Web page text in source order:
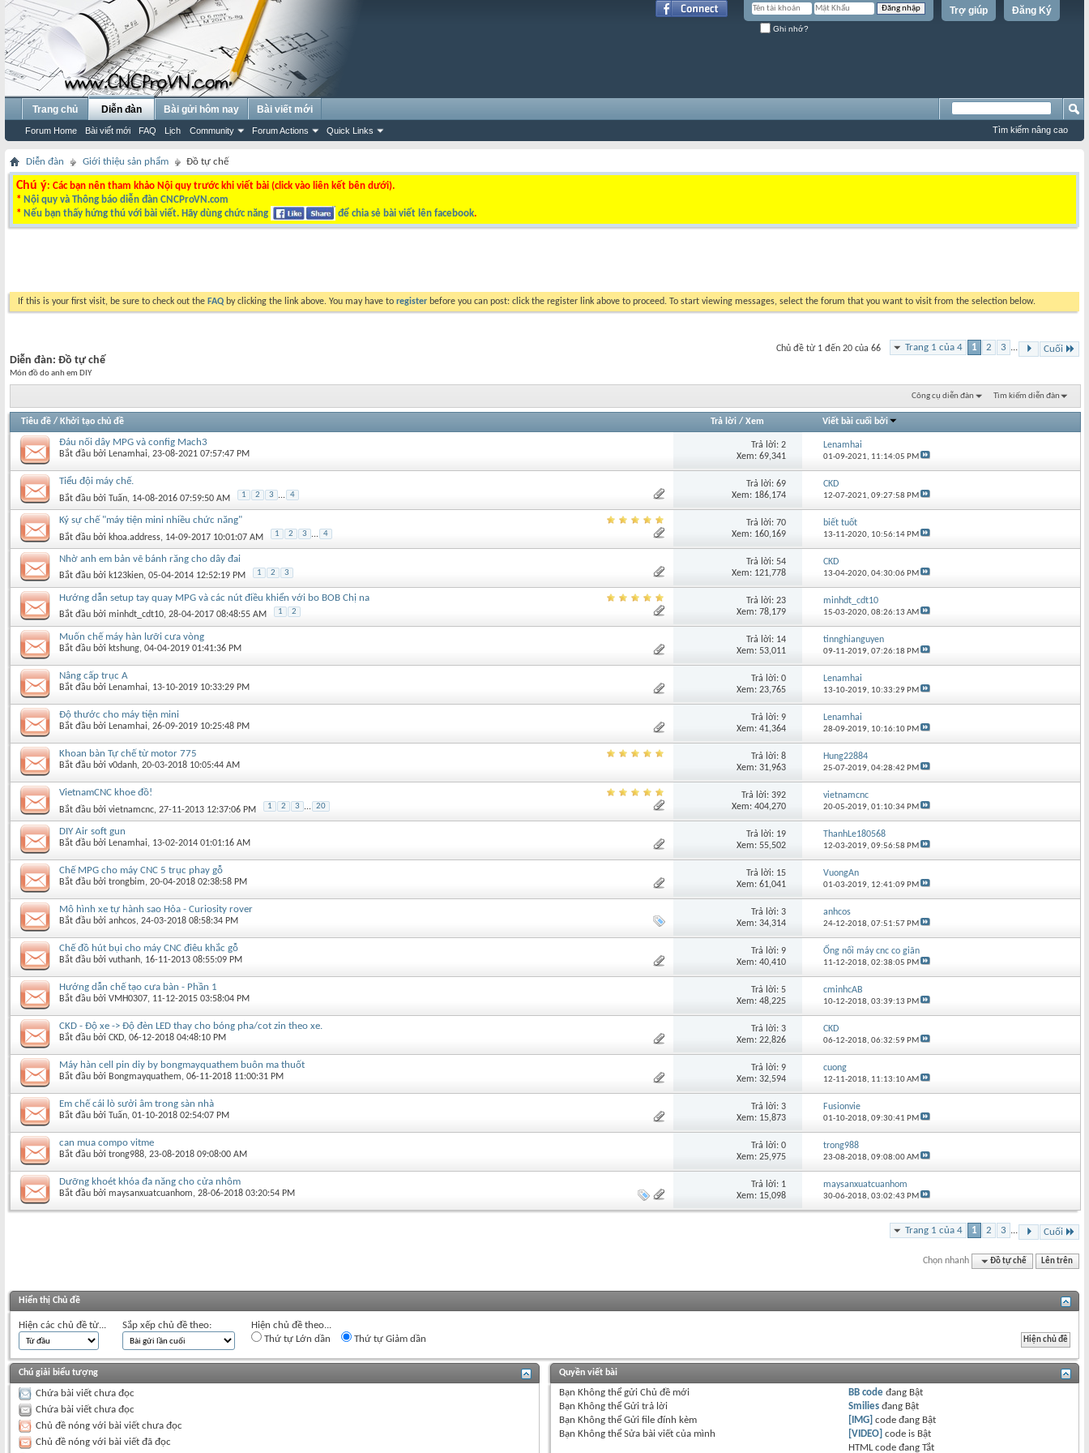
Đăng Ký
Trợ giúp
Ghi nhớ?
Trang chủ Diễn đàn
Forum Home Bài viết mới FAQ Lịch Community Forum Actions Quick Links
Bài gửi hôm nay Bài viết mới
Tìm kiếm nâng cao
Diễn đàn Giới thiệu sản phẩm Đồ tự chế
Chú ý: Các bạn nên tham khảo Nội quy trước khi viết bài (click vào liên kết bên dưới).
* Nội quy và Thông báo diễn đàn CNCProVN.com
* Nếu bạn thấy hứng thú với bài viết. Hãy dùng chức năng để chia sẻ bài viết lên facebook.
If this is your first visit, be sure to check out the FAQ by clicking the link above. You may have to register before you can post: click the register link above to proceed. To start viewing messages, select the forum that you want to visit from the selection below.
Trang 1 của 4 1 2 3 ... Cuối
Chủ đề từ 1 đến 20 của 66
Diễn đàn: Đồ tự chế
Món đồ do anh em DIY
Công cụ diễn đàn Tìm kiếm diễn đàn
Tiêu đề / Khởi tạo chủ đề Trả lời/ Xem Viết bài cuối bởi
Đáu nối dây MPG và config Mach3
Bắt đầu bởi Lenamhai‎, 23-08-2021 07:57:47 PM
Trả lời: 2
Xem: 69,341
Lenamhai
01-09-2021, 11:14:05 PM
Tiểu đội máy chế.
Bắt đầu bởi Tuấn‎, 14-08-2016 07:59:50 AM 1 2 3 ... 4
Trả lời: 69
Xem: 186,174
CKD
12-07-2021,09:27:58 PM
Ký sự chế "máy tiện mini nhiều chức năng"
Bắt đầu bởi khoa.address‎, 14-09-2017 10:01:07 AM 1 2 3 ... 4
Trả lời: 70
Xem: 160,169
biết tuốt
13-11-2020, 10:56:14 PM
Nhờ anh em bản vẽ bánh răng cho dây đai
Bắt đầu bởi k123kien‎, 05-04-2014 12:52:19 PM 1 2 3
Trả lời: 54
Xem: 121,778
CKD
13-04-2020,04:30:06 PM
Hướng dẫn setup tay quay MPG và các nút điều khiển với bo BOB Chị na
Bắt đầu bởi minhdt_cdt10‎, 28-04-2017 08:48:55 AM 1 2
Trả lời: 23
Xem: 78,179
minhdt_cdt10
15-03-2020,08:26:13 AM
Muốn chế máy hàn lưỡi cưa vòng
Bắt đầu bởi ktshung‎, 04-04-2019 01:41:36 PM
Trả lời: 14
Xem: 53,011
tinnghianguyen
09-11-2019,07:26:18 PM
Nâng cấp trục A
Bắt đầu bởi Lenamhai‎, 13-10-2019 10:33:29 PM
Trả lời: 0
Xem: 23,765
Lenamhai
13-10-2019, 10:33:29 PM
Độ thước cho máy tiện mini
Bắt đầu bởi Lenamhai‎, 26-09-2019 10:25:48 PM
Trả lời: 9
Xem: 41,364
Lenamhai
28-09-2019, 10:16:10 PM
Khoan bàn Tự chế từ motor 775
Bắt đầu bởi v0danh‎, 20-03-2018 10:05:44 AM
Trả lời: 8
Xem: 31,963
Hung22884
25-07-2019,04:28:42 PM
VietnamCNC khoe đồ!
Bắt đầu bởi vietnamcnc‎, 27-11-2013 12:37:06 PM 1 2 3 ... 20
Trả lời: 392
Xem: 404,270
vietnamcnc
20-05-2019,01:10:34 PM
DIY Air soft gun
Bắt đầu bởi Lenamhai‎, 13-02-2014 01:01:16 AM
Trả lời: 19
Xem: 55,502
ThanhLe180568
12-03-2019,09:56:58 PM
Chế MPG cho máy CNC 5 trục phay gỗ
Bắt đầu bởi trongbim‎, 20-04-2018 02:38:58 PM
Trả lời: 15
Xem: 61,041
VuongAn
01-03-2019, 12:41:09 PM
Mô hình xe tự hành sao Hỏa - Curiosity rover
Bắt đầu bởi anhcos‎, 24-03-2018 08:58:34 PM
Trả lời: 3
Xem: 34,314
anhcos
24-12-2018,07:51:57 PM
Chế đồ hút bụi cho máy CNC điêu khắc gỗ
Bắt đầu bởi vuthanh‎, 16-11-2013 08:55:09 PM
Trả lời: 9
Xem: 40,410
Ống nối máy cnc co giãn
11-12-2018,02:38:05 PM
Hướng dẫn chế tạo cưa bàn - Phần 1
Bắt đầu bởi VMH0307‎, 11-12-2015 03:58:04 PM
Trả lời: 5
Xem: 48,225
cminhcAB
10-12-2018,03:39:13 PM
CKD - Độ xe -> Độ đèn LED thay cho bóng pha/cot zin theo xe.
Bắt đầu bởi CKD‎, 06-12-2018 04:48:10 PM
Trả lời: 3
Xem: 22,826
CKD
06-12-2018,06:32:59 PM
Máy hàn cell pin diy by bongmayquathem buôn ma thuốt
Bắt đầu bởi Bongmayquathem‎, 06-11-2018 11:00:31 PM
Trả lời: 9
Xem: 32,594
cuong
12-11-2018, 11:13:10 AM
Em chế cái lò sưởi âm trong sàn nhà
Bắt đầu bởi Tuấn‎, 01-10-2018 02:54:07 PM
Trả lời: 3
Xem: 15,873
Fusionvie
01-10-2018,09:30:41 PM
can mua compo vitme
Bắt đầu bởi trong988‎, 23-08-2018 09:08:00 AM
Trả lời: 0
Xem: 25,975
trong988
23-08-2018,09:08:00 AM
Dưỡng khoét khóa đa năng cho cửa nhôm
Bắt đầu bởi maysanxuatcuanhom‎, 28-06-2018 03:20:54 PM
Trả lời: 1
Xem: 15,098
maysanxuatcuanhom
30-06-2018,03:02:43 PM
Trang 1 của 4 1 2 3 ... Cuối
Chọn nhanh Đồ tự chế Lên trên
Hiển thị Chủ đề
Hiện các chủ đề từ... Sắp xếp chủ đề theo:
Hiện chủ đề theo...
Thứ tự Lớn dần
Thứ tự Giảm dần
Chú giải biểu tượng
Chứa bài viết chưa đọc
Chứa bài viết chưa đọc
Chủ đề nóng với bài viết chưa đọc
Chủ đề nóng với bài viết đã đọc
Quyền viết bài
Bạn Không thểgửi Chủ đề mới
Bạn Không thểGửi trả lời
Bạn Không thểGửi file đính kèm
Bạn Không thểSửa bài viết của mình
BB code đang Bật
Smilies đang Bật
[IMG] code đang Bật
[VIDEO] code is Bật
HTML code đangTắt